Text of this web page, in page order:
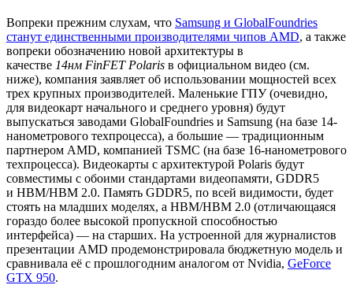
Вопреки прежним слухам, что Samsung и GlobalFoundries
станут единственными производителями чипов AMD, а также
вопреки обозначению новой архитектуры в
качестве 14нм FinFET Polaris в официальном видео (см.
ниже), компания заявляет об использовании мощностей всех
трех крупных производителей. Маленькие ГПУ (очевидно,
для видеокарт начального и среднего уровня) будут
выпускаться заводами GlobalFoundries и Samsung (на базе 14-
нанометрового техпроцесса), а большие — традиционным
партнером AMD, компанией TSMC (на базе 16-нанометрового
техпроцесса). Видеокарты с архитектурой Polaris будут
совместимы с обоими стандартами видеопамяти, GDDR5
и HBM/HBM 2.0. Память GDDR5, по всей видимости, будет
стоять на младших моделях, а HBM/HBM 2.0 (отличающаяся
гораздо более высокой пропускной способностью
интерфейса) — на старших. На устроенной для журналистов
презентации AMD продемонстрировала бюджетную модель и
сравнивала её с прошлогодним аналогом от Nvidia, GeForce
GTX 950.